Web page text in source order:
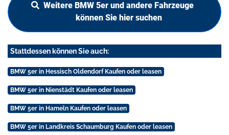
Weitere BMW 5er und andere Fahrzeuge
können Sie hier suchen
Stattdessen können Sie auch:
BMW 5er in Hessisch Oldendorf Kaufen oder leasen
BMW 5er in Nienstädt Kaufen oder leasen
BMW 5er in Hameln Kaufen oder leasen
BMW 5er in Landkreis Schaumburg Kaufen oder leasen